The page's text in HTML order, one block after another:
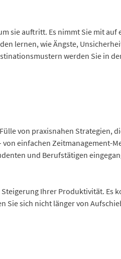
sie auftritt. Es nimmt Sie mit auf
lernen, wie Ängste,
werden Sie in
von praxisnahen Strategien,
einfachen Zeitmanagement-
und Berufstätigen
Steigerung Ihrer Produktivität.
Sie sich nicht länger von